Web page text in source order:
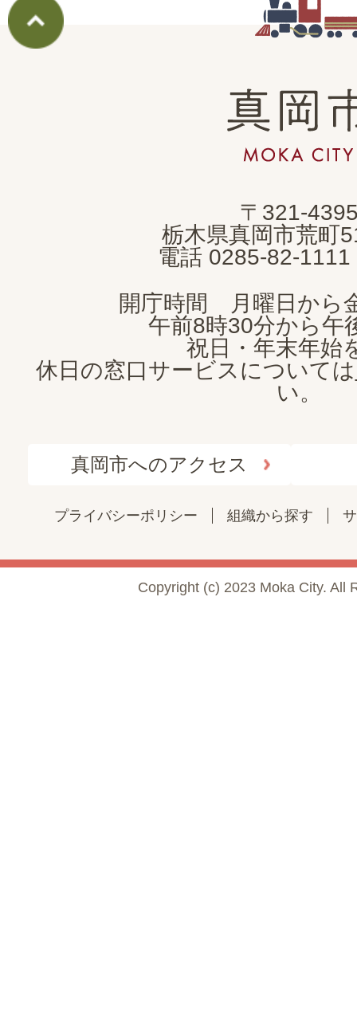
真
岡
市
CITY
〒321-
栃木県真岡市荒町
電話 0285-82-1111
開庁時間 月曜日から
午前8時30分から午
祝日・年末年始
休日の窓口サービスについては
い。
真岡市へのアクセス
プライバシーポリシー 組織から探す
Copyright (c) 2023 Moka City. All